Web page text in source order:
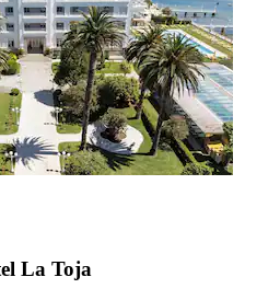
La Toja